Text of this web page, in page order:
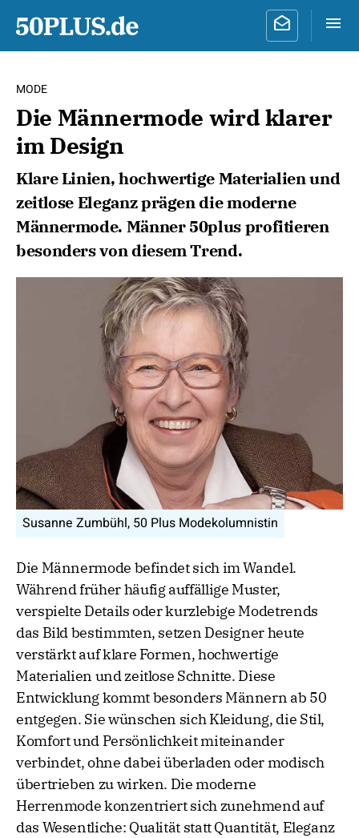
MODE
Die Männermode wird klarer
im Design
Klare Linien, hochwertige Materialien und
zeitlose Eleganz prägen die moderne
Männermode. Männer 50plus profitieren
besonders von diesem Trend.
Susanne Zumbühl, 50 Plus Modekolumnistin
Die Männermode befindet sich im Wandel.
Während früher häufig auffällige Muster,
verspielte Details oder kurzlebige Modetrends
das Bild bestimmten, setzen Designer heute
verstärkt auf klare Formen, hochwertige
Materialien und zeitlose Schnitte. Diese
Entwicklung kommt besonders Männern ab 50
entgegen. Sie wünschen sich Kleidung, die Stil,
Komfort und Persönlichkeit miteinander
verbindet, ohne dabei überladen oder modisch
übertrieben zu wirken. Die moderne
Herrenmode konzentriert sich zunehmend auf
das Wesentliche: Qualität statt Quantität, Eleganz